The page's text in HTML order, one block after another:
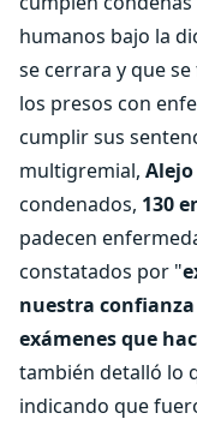
humanos bajo la
se cerrara y que
los presos con
cumplir sus
multigremial,
condenados, 130
padecen
constatados por "
nuestra
exámenes que
también detalló lo
indicando que